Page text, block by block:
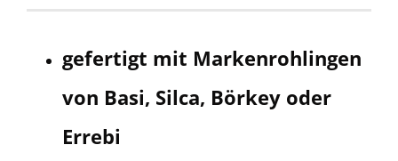
gefertigt mit Markenrohlingen
von Basi, Silca, Börkey oder
Errebi